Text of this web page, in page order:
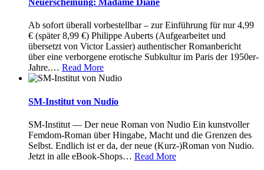
Neuerscheinung: Madame Diane
Ab sofort überall vorbestellbar – zur Einführung für nur 4,99
€ (später 8,99 €) Philippe Auberts (Aufgearbeitet und
übersetzt von Victor Lassier) authentischer Romanbericht
über eine verborgene erotische Subkultur im Paris der 1950er-
Jahre.… Read More
SM-Institut von Nudio
SM-Institut — Der neue Roman von Nudio Ein kunstvoller
Femdom-Roman über Hingabe, Macht und die Grenzen des
Selbst. Endlich ist er da, der neue (Kurz-)Roman von Nudio.
Jetzt in alle eBook-Shops… Read More